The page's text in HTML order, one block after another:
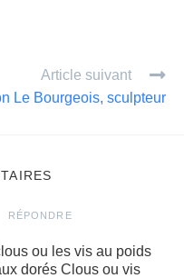
erArticle suivant
Le Bourgeois, sculpteur
RÉPONDRE
ou les vis au poids
dorés Clous ou vis